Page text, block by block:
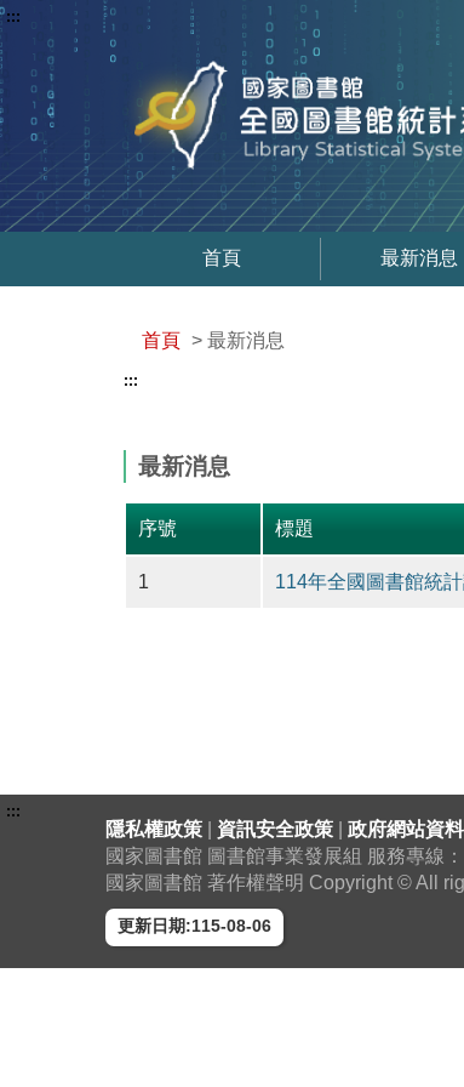
:::
首頁 最新消息
首頁 > 最新消息
:::
最新消息
序號 標題
1 114年全國圖書館統
:::
隱私權政策 資訊安全政策 政府網站資
國家圖書館 圖書館事業發展組 服務專線
國家圖書館 著作權聲明 Copyright © All
更新日期:115-08-06